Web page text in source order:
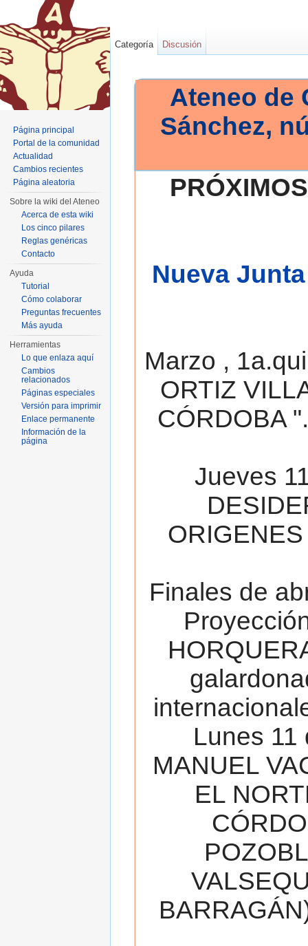
Ateneo de
Sánchez,
Nueva
Marzo ,
ORTIZ
CÓRDOBA
Jueves
Finales de
Lunes 11
MANUEL
EL
Categoría Discusión
Página principal
Portal de la comunidad
Actualidad
Cambios recientes
Página aleatoria
Sobre la wiki del Ateneo
Acerca de esta wiki
Los cinco pilares
Reglas genéricas
Contacto
Ayuda
Tutorial
Cómo colaborar
Preguntas frecuentes
Más ayuda
Herramientas
Lo que enlaza aquí
Cambios
relacionados
Páginas especiales
Versión para imprimir
Enlace permanente
Información de la
página